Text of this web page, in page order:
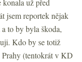
jsem reportek nějak
to by byla škoda,
Kdo by se totiž
Prahy (tentokrát v KD